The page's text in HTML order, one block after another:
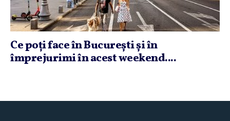
Ce poţi face în Bucureşti şi în
împrejurimi în acest weekend....